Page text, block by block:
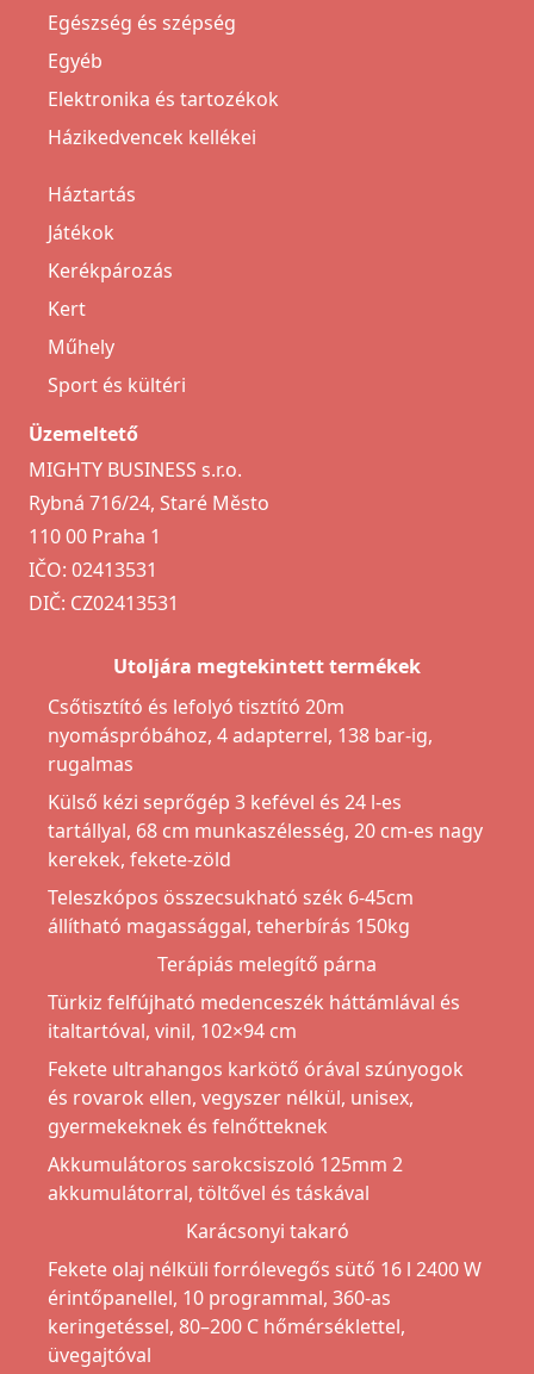
Egészség és szépség
Egyéb
Elektronika és tartozékok
Házikedvencek kellékei
Háztartás
Játékok
Kerékpározás
Kert
Műhely
Sport és kültéri
Üzemeltető
MIGHTY BUSINESS s.r.o.
Rybná 716/24, Staré Město
110 00 Praha 1
IČO: 02413531
DIČ: CZ02413531
Utoljára megtekintett termékek
Csőtisztító és lefolyó tisztító 20m
nyomáspróbához, 4 adapterrel, 138 bar-ig,
rugalmas
Külső kézi seprőgép 3 kefével és 24 l-es
tartállyal, 68 cm munkaszélesség, 20 cm-es nagy
kerekek, fekete-zöld
Teleszkópos összecsukható szék 6-45cm
állítható magassággal, teherbírás 150kg
Terápiás melegítő párna
Türkiz felfújható medenceszék háttámlával és
italtartóval, vinil, 102×94 cm
Fekete ultrahangos karkötő órával szúnyogok
és rovarok ellen, vegyszer nélkül, unisex,
gyermekeknek és felnőtteknek
Akkumulátoros sarokcsiszoló 125mm 2
akkumulátorral, töltővel és táskával
Karácsonyi takaró
Fekete olaj nélküli forrólevegős sütő 16 l 2400 W
érintőpanellel, 10 programmal, 360-as
keringetéssel, 80–200 C hőmérséklettel,
üvegajtóval